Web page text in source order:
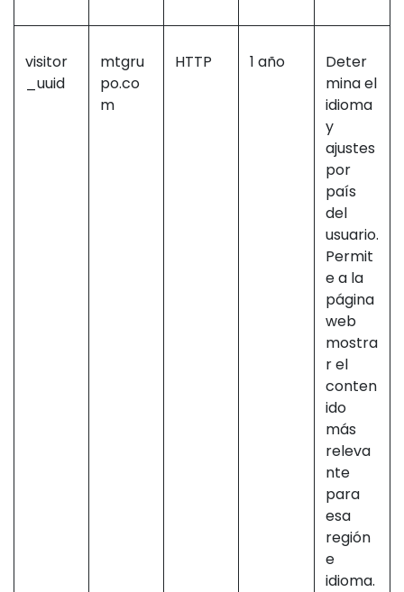
visitor
_uuid
mtgru
po.co
m
HTTP 1 año
Deter
mina el
idioma
y
ajustes
por
país
del
usuario.
Permit
e a la
página
web
mostra
r el
conten
ido
más
releva
nte
para
esa
región
e
idioma.